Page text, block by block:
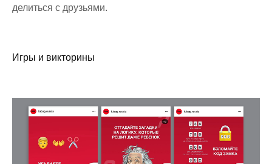
делиться с друзьями.
Игры и викторины